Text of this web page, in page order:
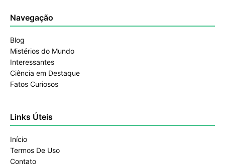
Navegação
Blog
Mistérios do Mundo
Interessantes
Ciência em Destaque
Fatos Curiosos
Links Úteis
Início
Termos De Uso
Contato